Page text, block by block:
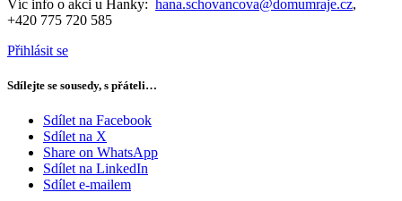
Víc info o akci u Hanky: hana.schovancova@domumraje.cz,
+420 775 720 585
Přihlásit se
Sdílejte se sousedy, s přáteli…
Sdílet na Facebook
Sdílet na X
Share on WhatsApp
Sdílet na LinkedIn
Sdílet e-mailem